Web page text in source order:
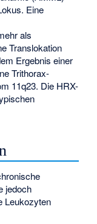
Eine
als
Translokation
Ergebnis einer
Trithorax-
11q23. Die HRX-
jedoch
Leukozyten